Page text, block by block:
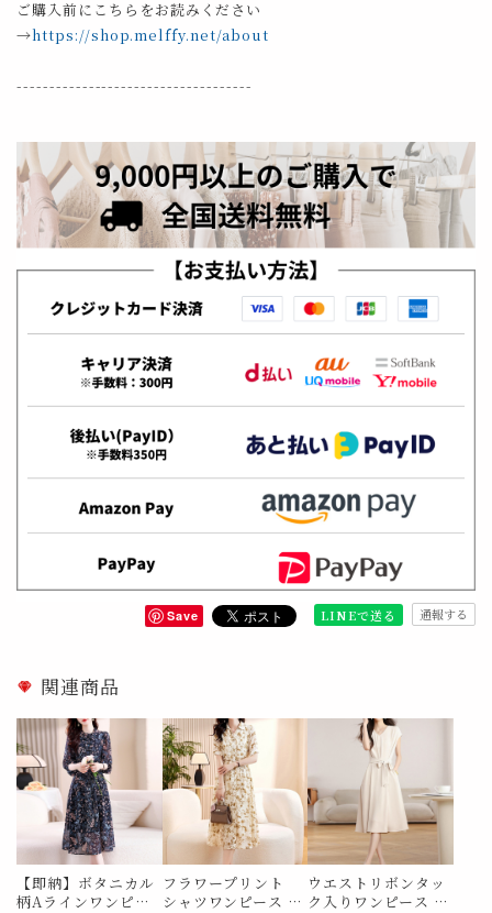
ご購入前にこちらをお読みください
→https://shop.melffy.net/about
------------------------------------
Save LINEで送る 通報する
関連商品
【即納】ボタニカル
柄Aラインワンピー
フラワープリント
シャツワンピース M
ウエストリボンタッ
ク入りワンピース M